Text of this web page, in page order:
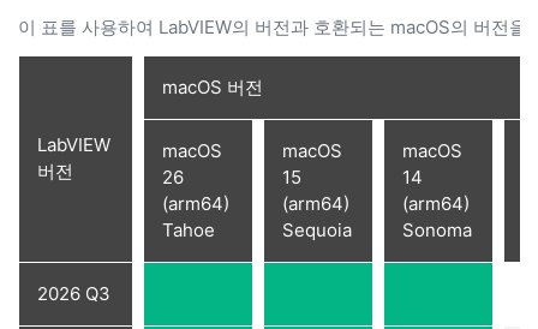
이 표를 사용하여 LabVIEW의 버전과 호환되는 macOS의 버전을
LabVIEW
버전
macOS 버전
macOS
26
(arm64)
Tahoe
macOS
15
(arm64)
Sequoia
macOS
14
(arm64)
Sonoma
2026 Q3